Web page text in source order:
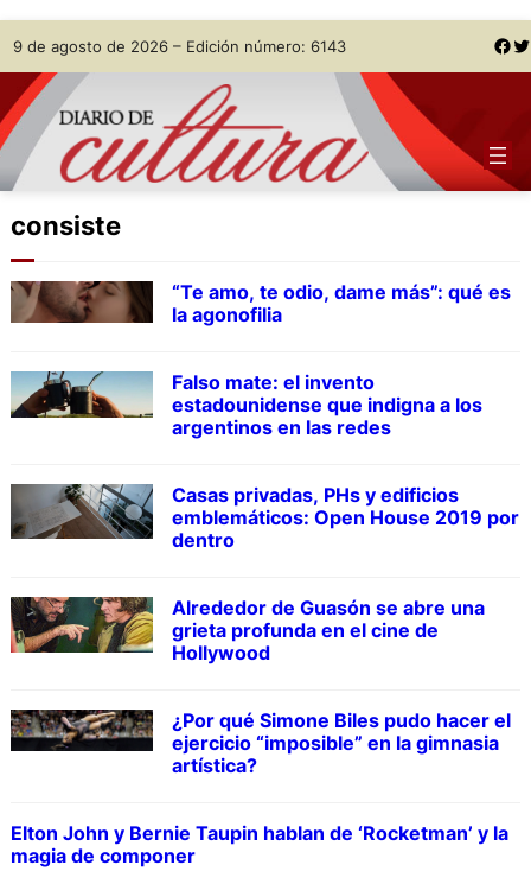
Skip
to
content
9 de agosto de 2026 – Edición número: 6143 Facebook Twitter
consiste
“Te amo, te odio, dame más”: qué es
la agonofilia
Falso mate: el invento
estadounidense que indigna a los
argentinos en las redes
Casas privadas, PHs y edificios
emblemáticos: Open House 2019 por
dentro
Alrededor de Guasón se abre una
grieta profunda en el cine de
Hollywood
¿Por qué Simone Biles pudo hacer el
ejercicio “imposible” en la gimnasia
artística?
Elton John y Bernie Taupin hablan de ‘Rocketman’ y la
magia de componer